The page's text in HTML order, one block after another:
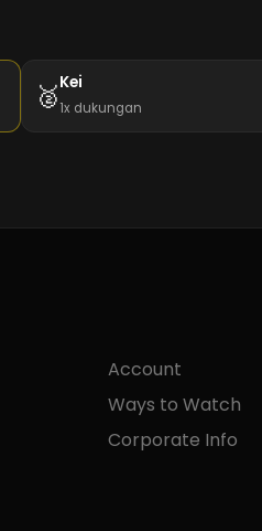
🥈Kei
1x dukungan
Account
Ways to Watch
Corporate Info